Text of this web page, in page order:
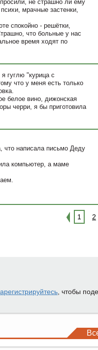
не страшно ли ему
мрачные застенки,
спокойно - решётки,
что больные у нас
время ходят по
гуглю "курица с
что у меня есть только
белое вино, дижонская
черри, я бы приготовила
что написала письмо Деду
компьютер, а маме
1 2
, чтобы